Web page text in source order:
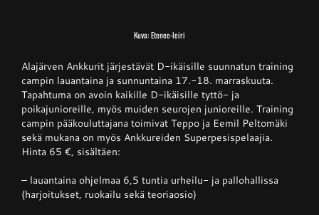
Junnupesis
Fanituotteet
Palvelut
Info
Kuva: Etenee-leiri
Alajärven Ankkurit järjestävät D-ikäisille suunnatun training
campin lauantaina ja sunnuntaina 17.-18. marraskuuta.
Tapahtuma on avoin kaikille D-ikäisille tyttö- ja
poikajunioreille, myös muiden seurojen junioreille. Training
campin pääkouluttajana toimivat Teppo ja Eemil Peltomäki
sekä mukana on myös Ankkureiden Superpesispelaajia.
Hinta 65 €, sisältäen:
– lauantaina ohjelmaa 6,5 tuntia urheilu- ja pallohallissa
(harjoitukset, ruokailu sekä teoriaosio)